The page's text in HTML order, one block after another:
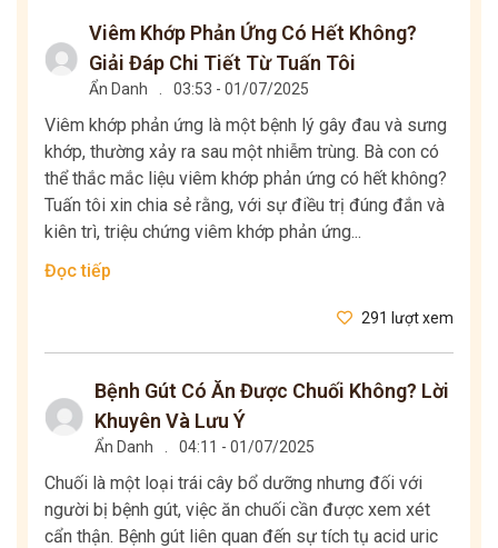
Viêm Khớp Phản Ứng Có Hết Không?
Giải Đáp Chi Tiết Từ Tuấn Tôi
Ẩn Danh 03:53 - 01/07/2025
Viêm khớp phản ứng là một bệnh lý gây đau và sưng
khớp, thường xảy ra sau một nhiễm trùng. Bà con có
thể thắc mắc liệu viêm khớp phản ứng có hết không?
Tuấn tôi xin chia sẻ rằng, với sự điều trị đúng đắn và
kiên trì, triệu chứng viêm khớp phản ứng...
Đọc tiếp
291 lượt xem
Bệnh Gút Có Ăn Được Chuối Không? Lời
Khuyên Và Lưu Ý
Ẩn Danh 04:11 - 01/07/2025
Chuối là một loại trái cây bổ dưỡng nhưng đối với
người bị bệnh gút, việc ăn chuối cần được xem xét
cẩn thận. Bệnh gút liên quan đến sự tích tụ acid uric